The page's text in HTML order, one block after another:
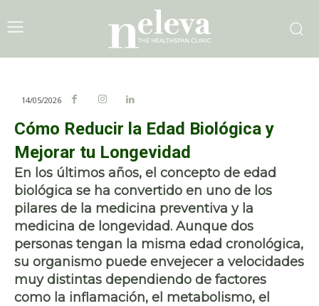
14/05/2026
Cómo Reducir la Edad Biológica y
Mejorar tu Longevidad
En los últimos años, el concepto de edad
biológica se ha convertido en uno de los
pilares de la medicina preventiva y la
medicina de longevidad. Aunque dos
personas tengan la misma edad cronológica,
su organismo puede envejecer a velocidades
muy distintas dependiendo de factores
como la inflamación, el metabolismo, el